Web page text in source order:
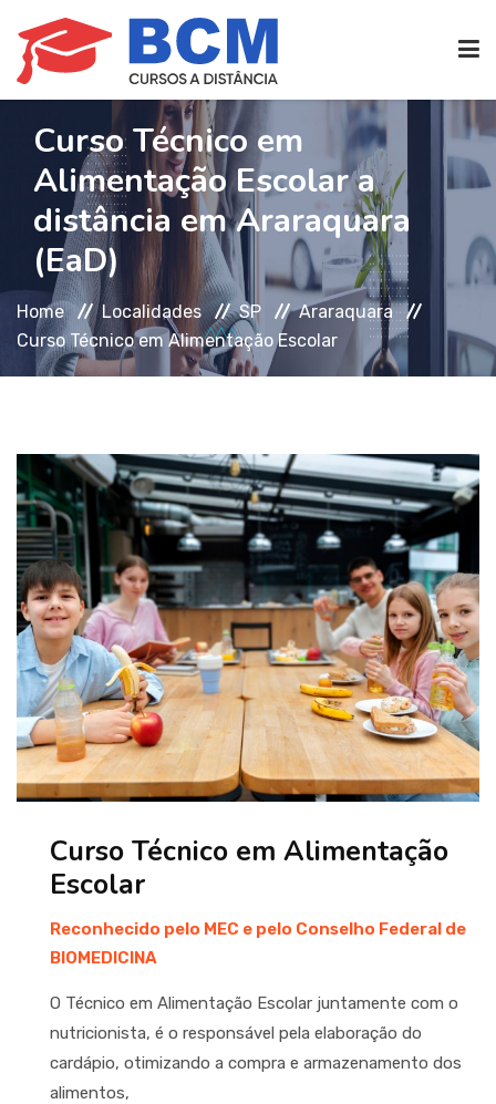
CURSOS TÉCNICOS(EAD)
EDIFICAÇÕES
SEG. TRABALHO
TRANS. IMOBILIÁRIAS(TTI)
Curso Técnico em
Alimentação Escolar a
distância em Araraquara
(EaD)
Home Localidades SP
Araraquara
Curso Técnico em Alimentação Escolar
Curso Técnico em Alimentação
Escolar
Reconhecido pelo MEC e pelo Conselho Federal de
BIOMEDICINA
O Técnico em Alimentação Escolar juntamente com o
nutricionista, é o responsável pela elaboração do
cardápio, otimizando a compra e armazenamento dos
alimentos,